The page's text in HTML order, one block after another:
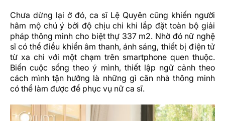
Chưa dừng lại ở đó, ca sĩ Lệ Quyên cũng khiến người
hâm mộ chú ý bởi độ chịu chi khi lắp đặt toàn bộ giải
pháp thông minh cho biệt thự 337 m2. Nhờ đó nữ nghệ
sĩ có thể điều khiển âm thanh, ánh sáng, thiết bị điện tử
từ xa chỉ với một chạm trên smartphone quen thuộc.
Biến cuộc sống theo ý mình, thiết lập ngữ cảnh theo
cách mình tận hưởng là những gì căn nhà thông minh
có thể làm được để phục vụ nữ ca sĩ.